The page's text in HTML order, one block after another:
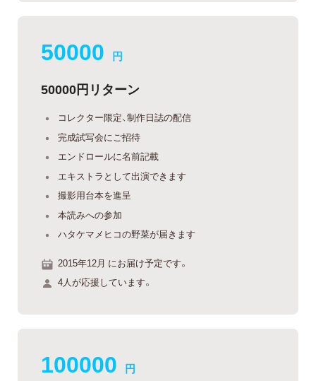
50000 円
50000円リターン
コレクター限定、制作日誌の配信
完成試写会にご招待
エンドロールに名前記載
エキストラとして出演できます
撮影用台本を進呈
本読みへの参加
ハタケマメヒコの野菜が届きます
2015年12月 にお届け予定です。
4人が応援しています。
100000 円